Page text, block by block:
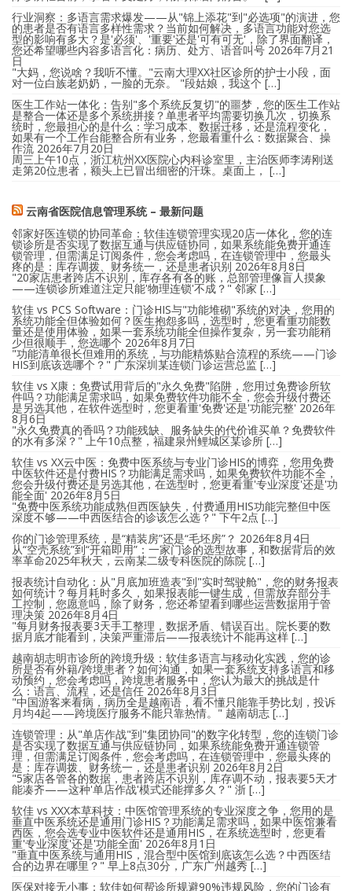
行业洞察：多语言需求爆发——从"锦上添花"到"必选项"的演进，您
的患者是否有语言多样性需求？当前如何解决，多语言功能对您选
型的影响有多大？是'必须'、'重要'还是'可有可无'，除了界面翻译，
您还希望哪些内容多语言化：病历、处方、语音叫号 2026年7月21
日
"大妈，您说啥？我听不懂。"云南大理XX社区诊所的护士小段，面
对一位白族老奶奶，一脸的无奈。 "段姑娘，我这个 […]
医生工作站一体化：告别"多个系统反复切"的噩梦，您的医生工作站
是整合一体还是多个系统拼接？单患者平均需要切换几次，切换系
统时，您最担心的是什么：学习成本、数据迁移，还是流程变化，
如果有一个工作台能整合所有业务，您最看重什么：数据聚合、操
作流 2026年7月20日
周三上午10点，浙江杭州XX医院心内科诊室里，主治医师李涛刚送
走第20位患者，额头上已冒出细密的汗珠。桌面上， […]
云南省医院信息管理系统 – 最新问题
邻家好医连锁的协同革命：软佳连锁管理实现20店一体化，您的连
锁诊所是否实现了数据互通与供应链协同，如果系统能免费开通连
锁管理，但需满足订阅条件，您会考虑吗，在连锁管理中，您最头
疼的是：库存调拨、财务统一，还是患者识别 2026年8月8日
"20家店患者跨店不识别，库存各有各的账，总部管理像盲人摸象
——连锁诊所难道注定只能'物理连锁'不成？" 邻家 […]
软佳 vs PCS Software：门诊HIS与"功能堆砌"系统的对决，您用的
系统功能全但体验如何？医生抱怨多吗，选型时，您更看重功能数
量还是使用体验，如果一套系统功能全但操作复杂，另一套功能稍
少但很顺手，您选哪个 2026年8月7日
"功能清单很长但难用的系统，与功能精炼贴合流程的系统——门诊
HIS到底该选哪个？" 广东深圳某连锁门诊运营总监 […]
软佳 vs X康：免费试用背后的"永久免费"陷阱，您用过免费诊所软
件吗？功能满足需求吗，如果免费软件功能不全，您会升级付费还
是另选其他，在软件选型时，您更看重'免费'还是'功能完整' 2026年
8月6日
"永久免费真的香吗？功能残缺、服务缺失的代价谁买单？免费软件
的水有多深？" 上午10点整，福建泉州鲤城区某诊所 […]
软佳 vs XX云中医：免费中医系统与专业门诊HIS的博弈，您用免费
中医软件还是付费HIS？功能满足需求吗，如果免费软件功能不全，
您会升级付费还是另选其他，在选型时，您更看重'专业深度'还是'功
能全面' 2026年8月5日
"免费中医系统功能成熟但西医缺失，付费通用HIS功能完整但中医
深度不够——中西医结合的诊该怎么选？" 下午2点 […]
你的门诊管理系统，是“精装房”还是“毛坯房”？ 2026年8月4日
从“空壳系统”到“开箱即用”：一家门诊的选型故事，和数据背后的效
率革命2025年秋天，云南某二级专科医院的陈院 […]
报表统计自动化：从"月底加班造表"到"实时驾驶舱"，您的财务报表
如何统计？每月耗时多久，如果报表能一键生成，但需放弃部分手
工控制，您愿意吗，除了财务，您还希望看到哪些运营数据用于管
理决策 2026年8月4日
"每月财务报表要3天手工整理，数据矛盾、错误百出。院长要的数
据月底才能看到，决策严重滞后——报表统计不能再这样 […]
越南胡志明市诊所的跨境升级：软佳多语言与移动化实践，您的诊
所是否有外籍/跨境患者？如何沟通，如果一套系统支持多语言和移
动预约，您会考虑吗，跨境患者服务中，您认为最大的挑战是什
么：语言、流程，还是信任 2026年8月3日
"中国游客来看病，病历全是越南语，看不懂只能靠手势比划，投诉
月均4起——跨境医疗服务不能只靠热情。" 越南胡志 […]
连锁管理：从"单店作战"到"集团协同"的数字化转型，您的连锁门诊
是否实现了数据互通与供应链协同，如果系统能免费开通连锁管
理，但需满足订阅条件，您会考虑吗，在连锁管理中，您最头疼的
是：库存调拨、财务统一，还是患者识别 2026年8月2日
"5家店各管各的数据，患者跨店不识别，库存调不动，报表要5天才
能凑齐——这种'单店作战'模式还能撑多久？" 浙 […]
软佳 vs XXX本草科技：中医馆管理系统的专业深度之争，您用的是
垂直中医系统还是通用门诊HIS？功能满足需求吗，如果中医馆兼看
西医，您会选专业中医软件还是通用HIS，在系统选型时，您更看
重'专业深度'还是'功能全面' 2026年8月1日
"垂直中医系统与通用HIS，混合型中医馆到底该怎么选？中西医结
合的边界在哪里？" 早上8点30分，广东广州越秀 […]
医保对接无小事：软佳如何帮诊所规避90%违规风险，您的门诊有